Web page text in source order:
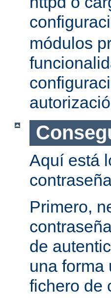
módulos
Aquí está
Primero,
de
una forma
fichero de